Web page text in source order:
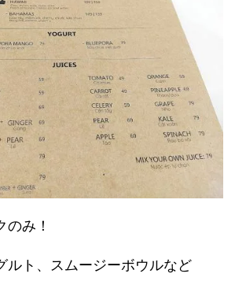
のみ！
ルト、スムージーボウルなど